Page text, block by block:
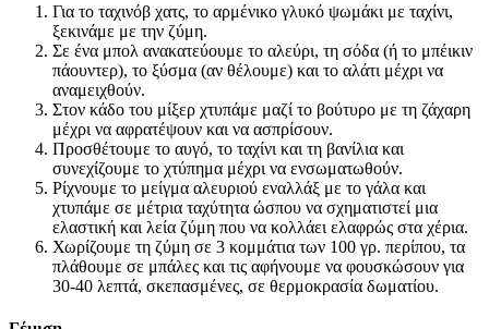
Για το ταχινόβ χατς, το αρμένικο γλυκό ψωμάκι με ταχίνι,
ξεκινάμε με την ζύμη.
Σε ένα μπολ ανακατεύουμε το αλεύρι, τη σόδα (ή το μπέικιν
πάουντερ), το ξύσμα (αν θέλουμε) και το αλάτι μέχρι να
αναμειχθούν.
Στον κάδο του μίξερ χτυπάμε μαζί το βούτυρο με τη ζάχαρη
μέχρι να αφρατέψουν και να ασπρίσουν.
Προσθέτουμε το αυγό, το ταχίνι και τη βανίλια και
συνεχίζουμε το χτύπημα μέχρι να ενσωματωθούν.
Ρίχνουμε το μείγμα αλευριού εναλλάξ με το γάλα και
χτυπάμε σε μέτρια ταχύτητα ώσπου να σχηματιστεί μια
ελαστική και λεία ζύμη που να κολλάει ελαφρώς στα χέρια.
Χωρίζουμε τη ζύμη σε 3 κομμάτια των 100 γρ. περίπου, τα
πλάθουμε σε μπάλες και τις αφήνουμε να φουσκώσουν για
30-40 λεπτά, σκεπασμένες, σε θερμοκρασία δωματίου.